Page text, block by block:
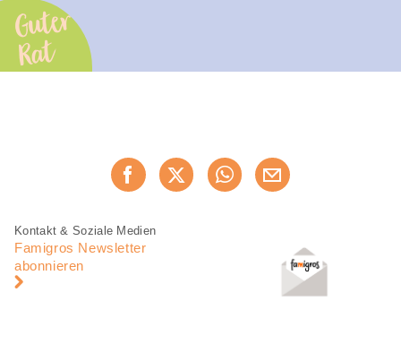
Guter
Rat
Jetzt weiterempfehlen
Fusszeile
Fusszeile
Navigation
Kontakt & Soziale Medien
Famigros Newsletter
abonnieren